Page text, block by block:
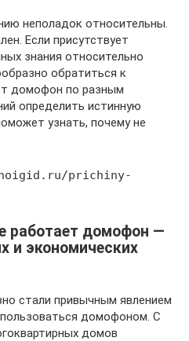
неполадок относительны.
Если присутствует
знания относительно
обратиться к
домофон по разным
определить истинную
узнать, почему не
prichiny-
работает домофон —
и экономических
стали привычным явлением
домофоном. С
домов